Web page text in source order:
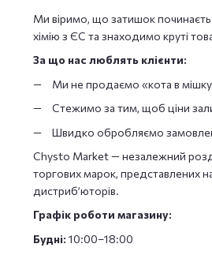
Ми віримо, що затишок
хімію з ЄС та знаходимо круті
За що нас люблять клієнти:
Ми не продаємо «кота в
Стежимо за тим, щоб ціни
Швидко обробляємо
Chysto Market — незалежний
торгових марок, представлених на
дистриб’юторів.
Графік роботи магазину:
Будні: 10:00–18:00